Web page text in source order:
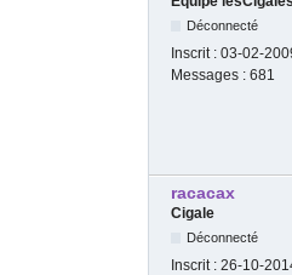
Déconnecté
Inscrit : 03-02-
Messages : 681
racacax
Cigale
Déconnecté
Inscrit : 26-10-